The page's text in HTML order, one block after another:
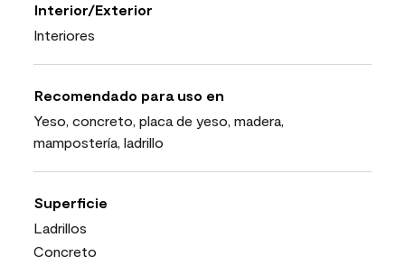
Interior/Exterior
Interiores
Recomendado para uso en
Yeso, concreto, placa de yeso, madera,
mampostería, ladrillo
Superficie
Ladrillos
Concreto